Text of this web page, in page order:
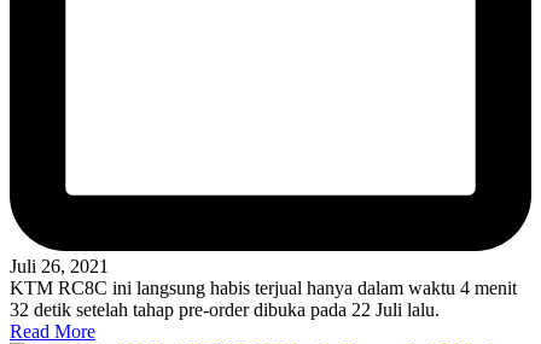
Juli 26, 2021
KTM RC8C ini langsung habis terjual hanya dalam waktu 4 menit
32 detik setelah tahap pre-order dibuka pada 22 Juli lalu.
Read More